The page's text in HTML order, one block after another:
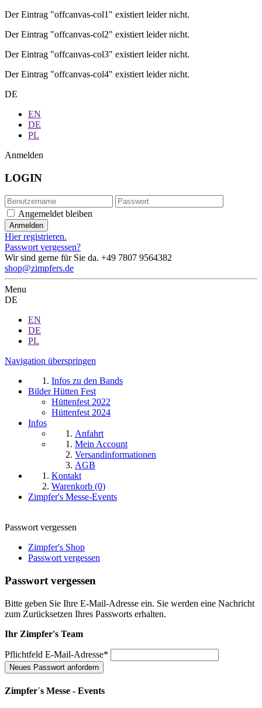
Der Eintrag "offcanvas-col1" existiert leider nicht.
Der Eintrag "offcanvas-col2" existiert leider nicht.
Der Eintrag "offcanvas-col3" existiert leider nicht.
Der Eintrag "offcanvas-col4" existiert leider nicht.
DE
EN
DE
PL
Anmelden
LOGIN
Angemeldet bleiben
Hier registrieren.
Passwort vergessen?
Wir sind gerne für Sie da. +49 7807 9564382
shop@zimpfers.de
Menu
DE
EN
DE
PL
Navigation überspringen
Infos zu den Bands
Bilder Hütten Fest
Hüttenfest 2022
Hüttenfest 2024
Infos
Anfahrt
Mein Account
Versandinformationen
AGB
Kontakt
Warenkorb (0)
Zimpfer's Messe-Events
Passwort vergessen
Zimpfer's Shop
Passwort vergessen
Passwort vergessen
Bitte geben Sie Ihre E-Mail-Adresse ein. Sie werden eine Nachricht
zum Zurücksetzen Ihres Passworts erhalten.
Ihr Zimpfer's Team
Pflichtfeld E-Mail-Adresse*
Neues Passwort anfordern
Zimpfer´s Messe - Events